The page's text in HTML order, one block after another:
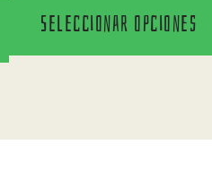
Seleccionar opciones